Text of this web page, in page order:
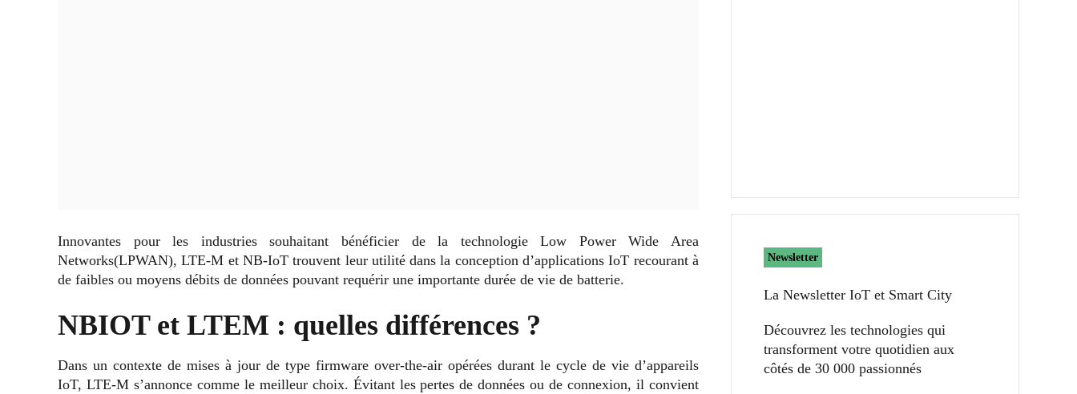
Innovantes pour les industries souhaitant bénéficier de la technologie Low Power Wide Area
Networks(LPWAN), LTE-M et NB-IoT trouvent leur utilité dans la conception d’applications IoT recourant à
de faibles ou moyens débits de données pouvant requérir une importante durée de vie de batterie.
NBIOT et LTEM : quelles différences ?
Dans un contexte de mises à jour de type firmware over-the-air opérées durant le cycle de vie d’appareils
IoT, LTE-M s’annonce comme le meilleur choix. Évitant les pertes de données ou de connexion, il convient
Newsletter
La Newsletter IoT et Smart City​
Découvrez les technologies qui
transforment votre quotidien aux
côtés de 30 000 passionnés